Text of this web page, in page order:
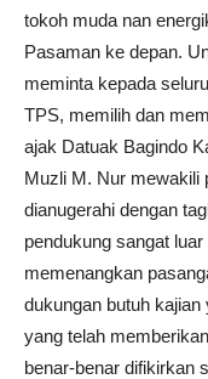
tokoh muda nan
Pasaman ke depan.
meminta kepada
TPS, memilih dan
ajak Datuak Bagindo
Muzli M. Nur mewakili
dianugerahi dengan
pendukung sangat
memenangkan
dukungan butuh
yang telah
benar-benar difikirkan